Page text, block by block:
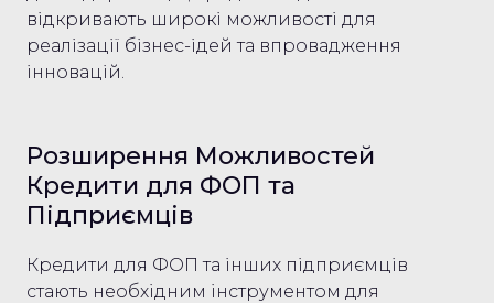
відкривають широкі можливості для
реалізації бізнес-ідей та впровадження
інновацій.
Розширення Можливостей
Кредити для ФОП та
Підприємців
Кредити для ФОП та інших підприємців
стають необхідним інструментом для